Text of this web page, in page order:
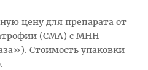
цену для препарата от
(СМА) с МНН
Стоимость упаковки